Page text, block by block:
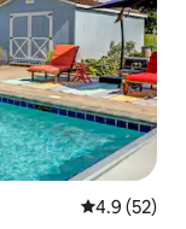
レビュー52
4.9 (52)